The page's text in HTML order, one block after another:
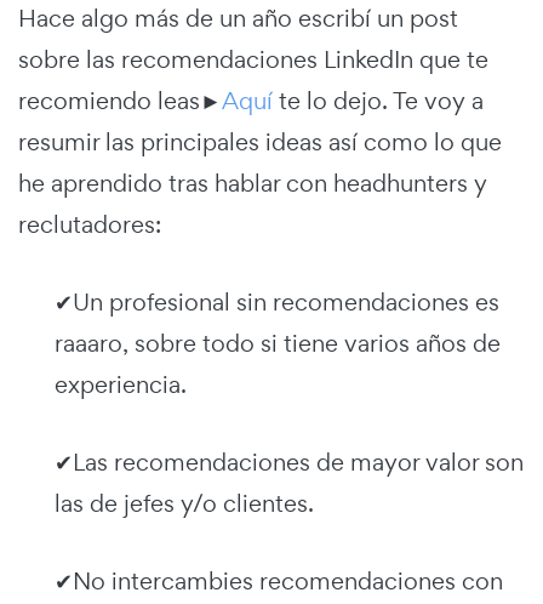
Hace algo más de un año escribí un post
sobre las recomendaciones LinkedIn que te
recomiendo leas►Aquíte lo dejo. Te voy a
resumir las principales ideas así como lo que
he aprendido tras hablar con headhunters y
reclutadores:
✔Un profesional sin recomendaciones es
raaaro, sobre todo si tiene varios años de
experiencia.
✔Las recomendaciones de mayor valor son
las de jefes y/o clientes.
✔No intercambies recomendaciones con